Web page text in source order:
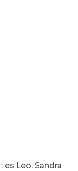
: es Leo. Sandra